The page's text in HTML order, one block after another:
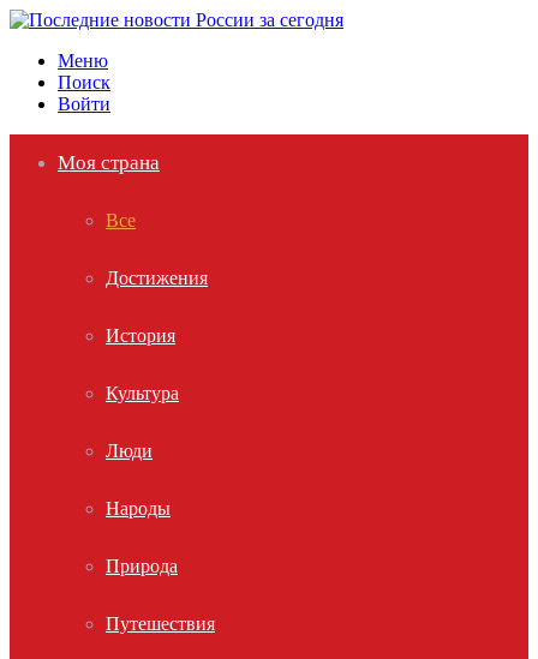
Меню
Поиск
Войти
Моя страна
Все
Достижения
История
Культура
Люди
Народы
Природа
Путешествия